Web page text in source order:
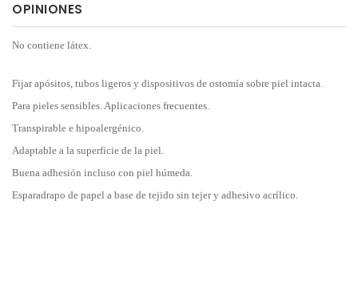
OPINIONES
No contiene látex.
Fijar apósitos, tubos ligeros y dispositivos de ostomía sobre piel intacta.
Para pieles sensibles. Aplicaciones frecuentes.
Transpirable e hipoalergénico.
Adaptable a la superficie de la piel.
Buena adhesión incluso con piel húmeda.
Esparadrapo de papel a base de tejido sin tejer y adhesivo acrílico.